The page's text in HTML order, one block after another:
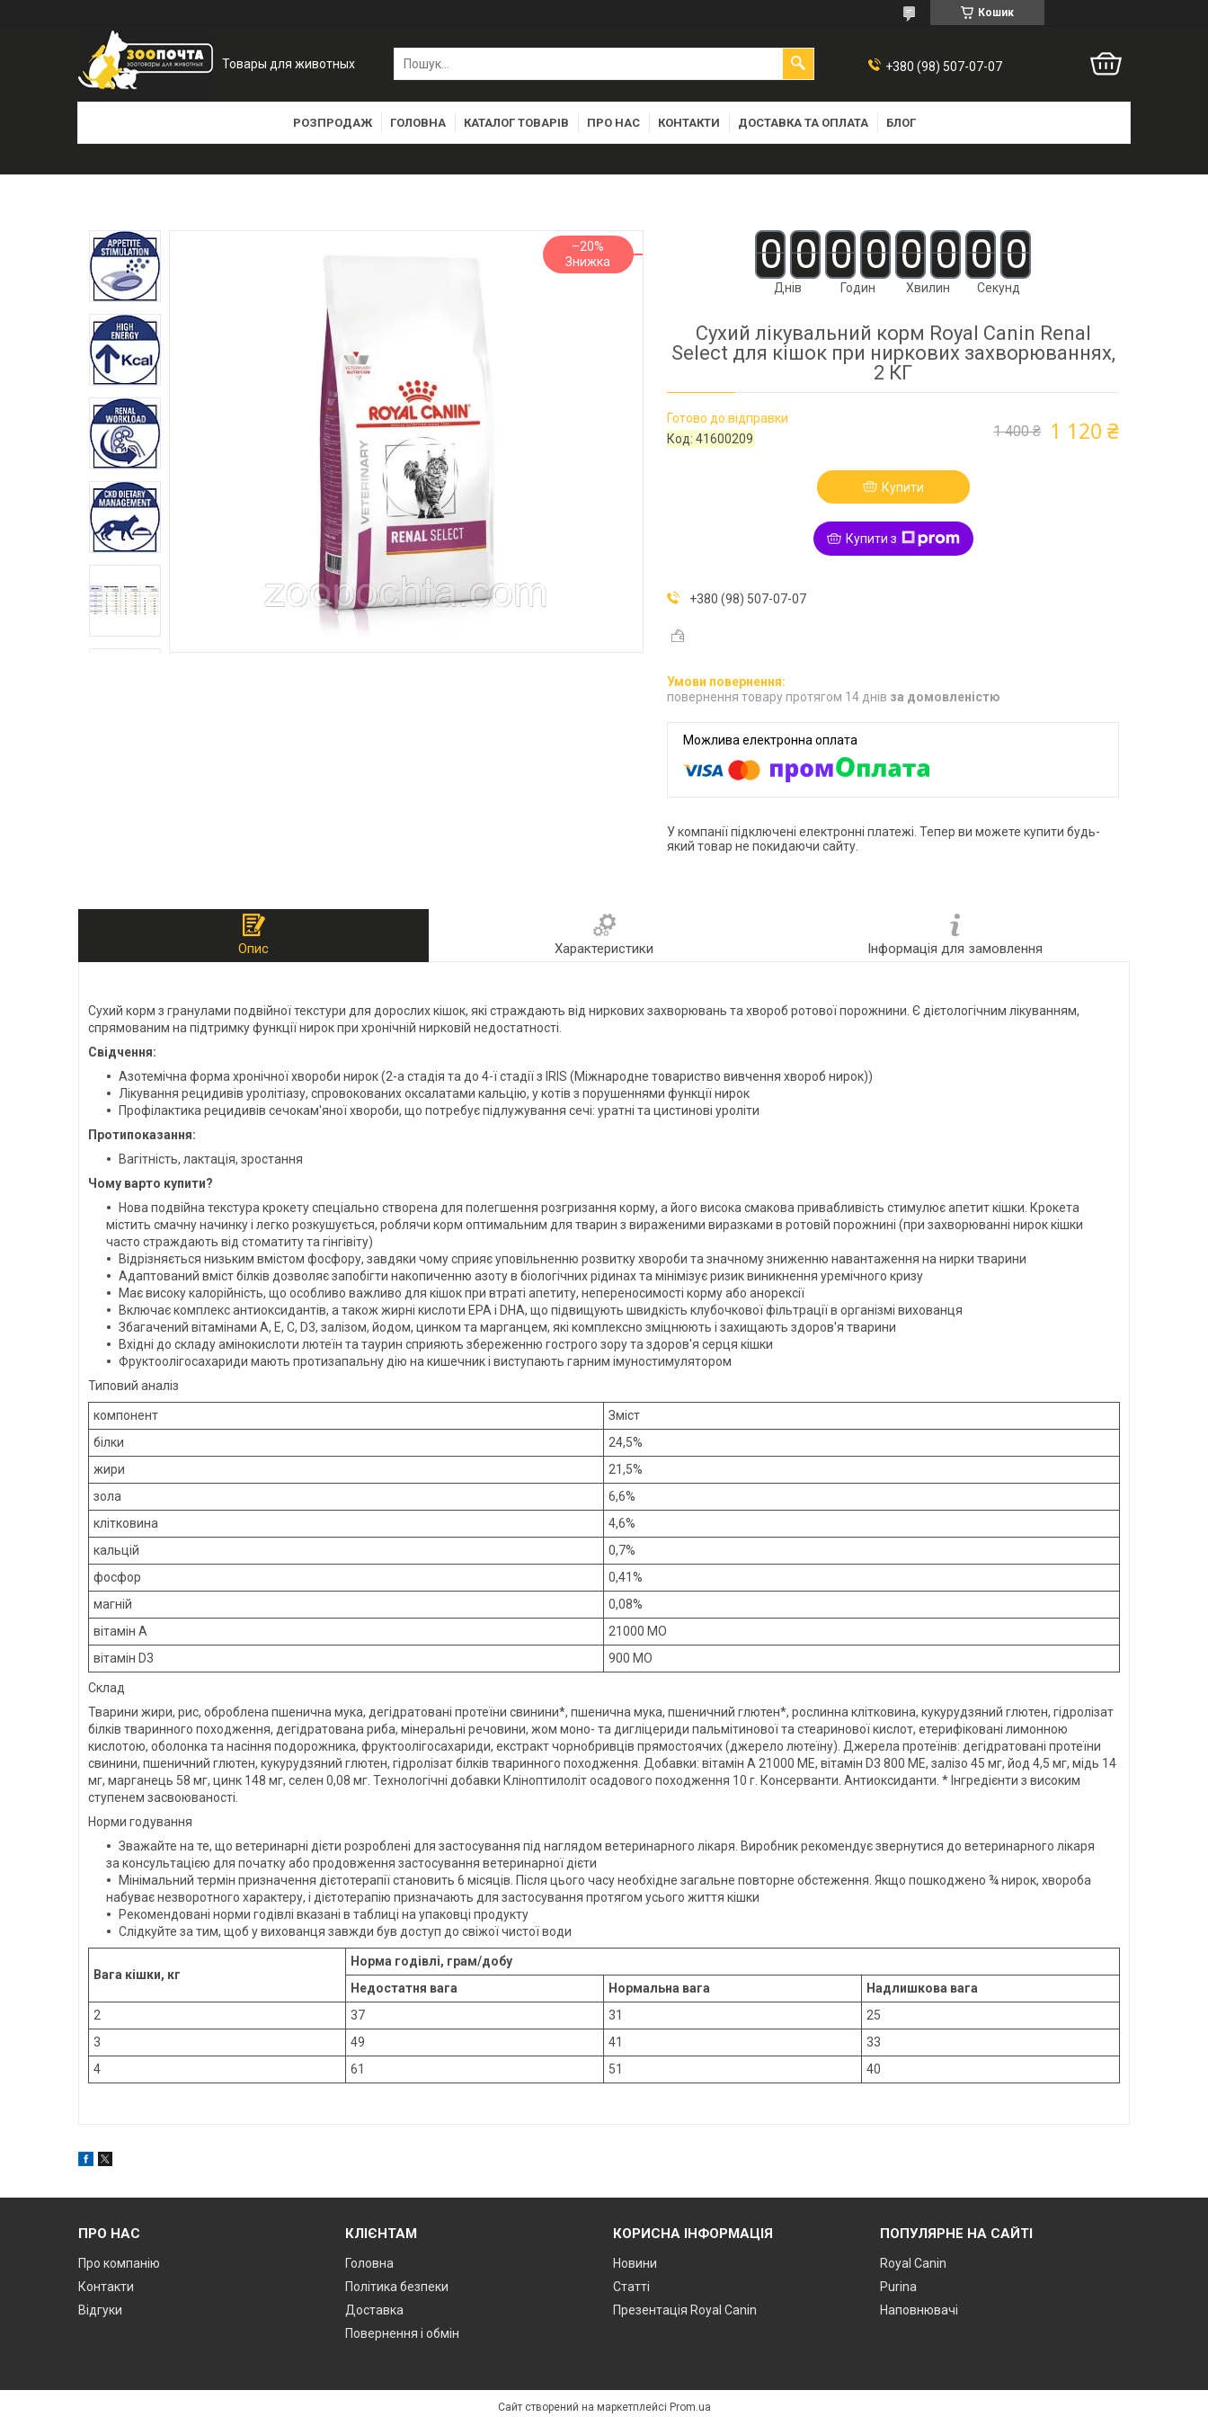
Кошик
Товары для животных +380 (98) 507-07-07
РОЗПРОДАЖ ГОЛОВНА КАТАЛОГ ТОВАРІВ ПРО НАС КОНТАКТИ ДОСТАВКА ТА ОПЛАТА БЛОГ
–20% 0 0
Днів
0 0
Годин
0 0
Хвилин
0 0
Секунд
Сухий лікувальний корм Royal Сanin Renal
Select для кішок при ниркових захворюваннях,
2 КГ
Готово до відправки
Код:41600209 1 400 ₴ 1 120 ₴
Купити
Купити з
+380 (98) 507-07-07
повернення товару протягом 14 днів за домовленістю
У компанії підключені електронні платежі. Тепер ви можете купити будь-
який товар не покидаючи сайту.
Опис Характеристики Інформація для замовлення
Сухий корм з гранулами подвійної текстури для дорослих кішок, які страждають від ниркових захворювань та хвороб ротової порожнини. Є дієтологічним лікуванням,
спрямованим на підтримку функції нирок при хронічній нирковій недостатності.
Свідчення:
Азотемічна форма хронічної хвороби нирок (2-а стадія та до 4-ї стадії з IRIS (Міжнародне товариство вивчення хвороб нирок))
Лікування рецидивів уролітіазу, спровокованих оксалатами кальцію, у котів з порушеннями функції нирок
Профілактика рецидивів сечокам'яної хвороби, що потребує підлужування сечі: уратні та цистинові уроліти
Протипоказання:
Вагітність, лактація, зростання
Чому варто купити?
Нова подвійна текстура крокету спеціально створена для полегшення розгризання корму, а його висока смакова привабливість стимулює апетит кішки. Крокета
містить смачну начинку і легко розкушується, роблячи корм оптимальним для тварин з вираженими виразками в ротовій порожнині (при захворюванні нирок кішки
часто страждають від стоматиту та гінгівіту)
Відрізняється низьким вмістом фосфору, завдяки чому сприяє уповільненню розвитку хвороби та значному зниженню навантаження на нирки тварини
Адаптований вміст білків дозволяє запобігти накопиченню азоту в біологічних рідинах та мінімізує ризик виникнення уремічного кризу
Має високу калорійність, що особливо важливо для кішок при втраті апетиту, непереносимості корму або анорексії
Включає комплекс антиоксидантів, а також жирні кислоти EPA і DHA, що підвищують швидкість клубочкової фільтрації в організмі вихованця
Збагачений вітамінами А, Е, С, D3, залізом, йодом, цинком та марганцем, які комплексно зміцнюють і захищають здоров'я тварини
Вхідні до складу амінокислоти лютеїн та таурин сприяють збереженню гострого зору та здоров'я серця кішки
Фруктоолігосахариди мають протизапальну дію на кишечник і виступають гарним імуностимулятором
Типовий аналіз
компонент
Зміст
білки
24,5%
жири
21,5%
зола
6,6%
клітковина
4,6%
кальцій
0,7%
фосфор
0,41%
магній
0,08%
вітамін А
21000 МО
вітамін D3
900 МО
Склад
Тварини жири, рис, оброблена пшенична мука, дегідратовані протеїни свинини*, пшенична мука, пшеничний глютен*, рослинна клітковина, кукурудзяний глютен, гідролізат
білків тваринного походження, дегідратована риба, мінеральні речовини, жом моно- та дигліцериди пальмітинової та стеаринової кислот, етерифіковані лимонною
кислотою, оболонка та насіння подорожника, фруктоолігосахариди, екстракт чорнобривців прямостоячих (джерело лютеїну). Джерела протеїнів: дегідратовані протеїни
свинини, пшеничний глютен, кукурудзяний глютен, гідролізат білків тваринного походження. Добавки: вітамін A 21000 MЕ, вітамін D3 800 MЕ, залізо 45 мг, йод 4,5 мг, мідь 14
мг, марганець 58 мг, цинк 148 мг, селен 0,08 мг. Технологічні добавки Кліноптилоліт осадового походження 10 г. Консерванти. Антиоксиданти. * Інгредієнти з високим
ступенем засвоюваності.
Норми годування
Зважайте на те, що ветеринарні дієти розроблені для застосування під наглядом ветеринарного лікаря. Виробник рекомендує звернутися до ветеринарного лікаря
за консультацією для початку або продовження застосування ветеринарної дієти
Мінімальний термін призначення дієтотерапії становить 6 місяців. Після цього часу необхідне загальне повторне обстеження. Якщо пошкоджено ¾ нирок, хвороба
набуває незворотного характеру, і дієтотерапію призначають для застосування протягом усього життя кішки
Рекомендовані норми годівлі вказані в таблиці на упаковці продукту
Слідкуйте за тим, щоб у вихованця завжди був доступ до свіжої чистої води
Вага кішки, кг
Норма годівлі, грам/добу
Недостатня вага
Нормальна вага
Надлишкова вага
2
37 31
25
3
49 41
33
4
61 51 40
ПРО НАС
Про компанію
Контакти
Відгуки
КЛІЄНТАМ
Головна
Політика безпеки
Доставка
Повернення і обмін
КОРИСНА ІНФОРМАЦІЯ
Новини
Статті
Презентація Royal Canin
ПОПУЛЯРНЕ НА САЙТІ
Royal Canin
Purina
Наповнювачі
Сайт створений на маркетплейсі Prom.ua